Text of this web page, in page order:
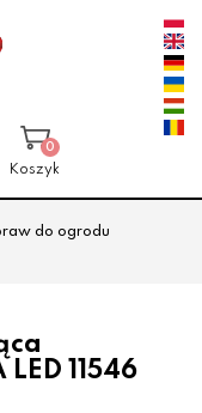
0
Koszyk
do ogrodu
11546